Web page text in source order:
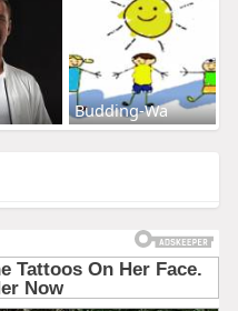
Budding-Wa